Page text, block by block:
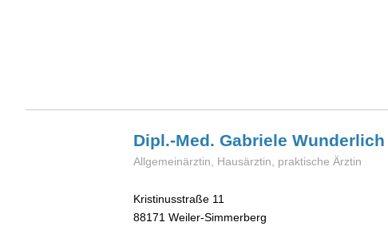
Dipl.-Med. Gabriele Wunderlich
Allgemeinärztin, Hausärztin, praktische Ärztin
Kristinusstraße 11
88171 Weiler-Simmerberg